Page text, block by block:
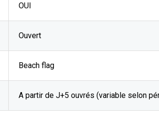
OUI
Ouvert
Beach flag
A partir de J+5 ouvrés (variable selon